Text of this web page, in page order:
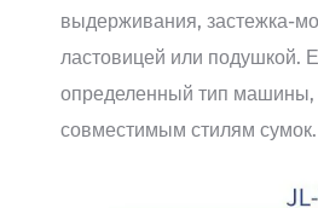
выдерживания, застежка-
ластовицей или подушкой.
определенный тип машины,
совместимым стилям сумок.